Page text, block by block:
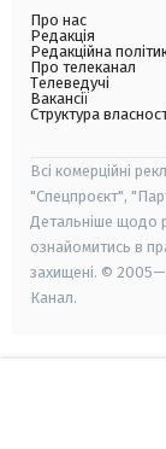
Про нас
Редакція
Редакційна
Про телеканал
Телеведучі
Вакансії
Структура
Всі комерційні
"Спецпроєкт",
Детальніше щодо
ознайомитись в
захищені. ©
Канал.